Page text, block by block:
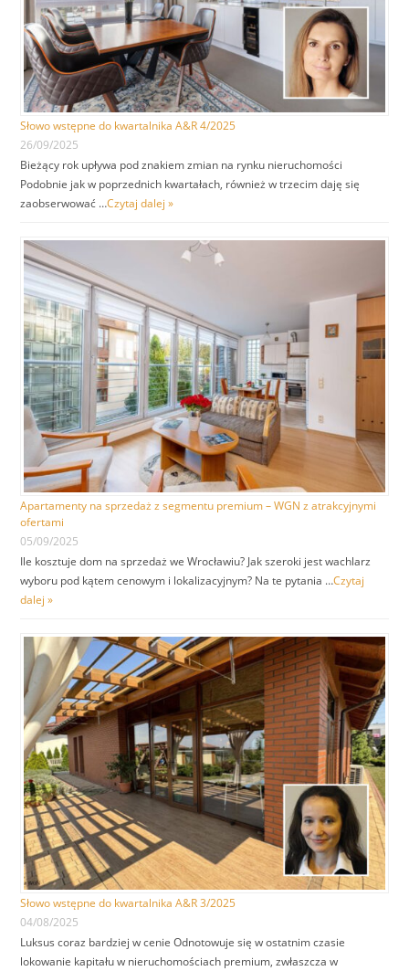
Słowo wstępne do kwartalnika A&R 4/2025
26/09/2025
Bieżący rok upływa pod znakiem zmian na rynku nieruchomości
Podobnie jak w poprzednich kwartałach, również w trzecim daję się
zaobserwować …Czytaj dalej »
Apartamenty na sprzedaż z segmentu premium – WGN z atrakcyjnymi
ofertami
05/09/2025
Ile kosztuje dom na sprzedaż we Wrocławiu? Jak szeroki jest wachlarz
wyboru pod kątem cenowym i lokalizacyjnym? Na te pytania …Czytaj
dalej »
Słowo wstępne do kwartalnika A&R 3/2025
04/08/2025
Luksus coraz bardziej w cenie Odnotowuje się w ostatnim czasie
lokowanie kapitału w nieruchomościach premium, zwłaszcza w